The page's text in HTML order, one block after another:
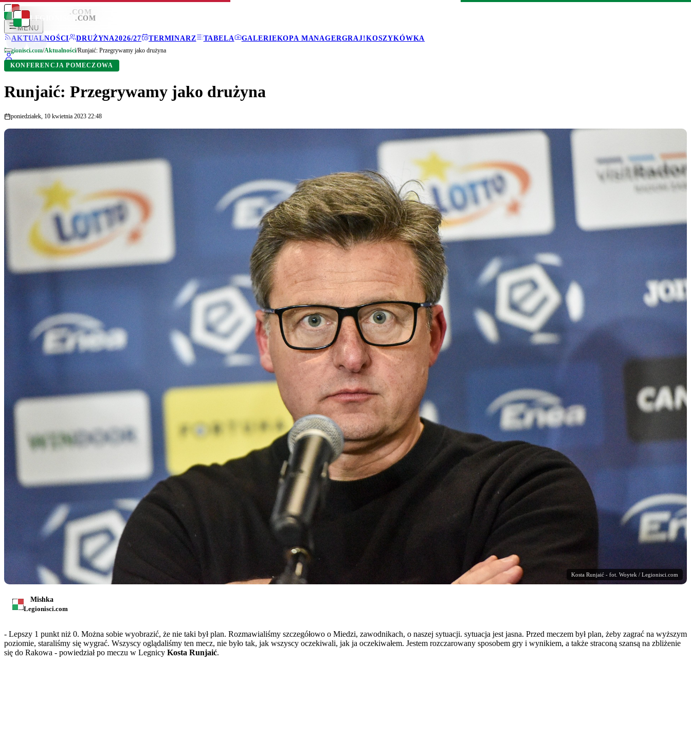
LEGIONISCI .COM
MENU
AKTUALNOŚCI
DRUŻYNA2026/27 TERMINARZ TABELA GALERIEKOPA MANAGERGRAJ!KOSZYKÓWKA
LEGIONISCI .COM
Legionisci.com/Aktualności/Runjaić: Przegrywamy jako drużyna
KONFERENCJA POMECZOWA
Runjaić: Przegrywamy jako drużyna
poniedziałek, 10 kwietnia 2023 22:48
Kosta Runjaić - fot. Woytek / Legionisci.com
Mishka
Legionisci.com
- Lepszy 1 punkt niż 0. Można sobie wyobrazić, że nie taki był plan. Rozmawialiśmy szczegółowo o Miedzi, zawodnikach, o naszej sytuacji. sytuacja jest jasna. Przed meczem był plan, żeby zagrać na wyższym
poziomie, staraliśmy się wygrać. Wszyscy oglądaliśmy ten mecz, nie było tak, jak wszyscy oczekiwali, jak ja oczekiwałem. Jestem rozczarowany sposobem gry i wynikiem, a także straconą szansą na zbliżenie
się do Rakowa - powiedział po meczu w Legnicy Kosta Runjaić.